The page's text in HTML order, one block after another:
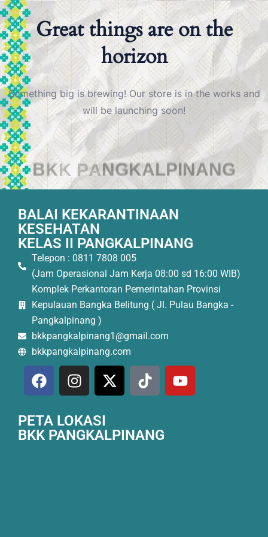
BKK PANGKALPINANG
Great things are on the
horizon
Something big is brewing! Our store is in the works and
will be launching soon!
BALAI KEKARANTINAAN
KESEHATAN
KELAS II PANGKALPINANG
Telepon : 0811 7808 005
(Jam Operasional Jam Kerja 08:00 sd 16:00 WIB)
Komplek Perkantoran Pemerintahan Provinsi
Kepulauan Bangka Belitung ( Jl. Pulau Bangka -
Pangkalpinang )
bkkpangkalpinang1@gmail.com
bkkpangkalpinang.com
PETA LOKASI
BKK PANGKALPINANG